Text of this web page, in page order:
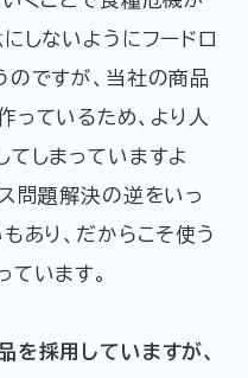
しないようにフードロ
のですが、当社の商品
ているため、より人
しまっていますよ
問題解決の逆をいっ
あり、だからこそ使う
います。
採用していますが、